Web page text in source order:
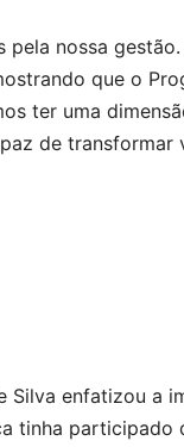
nossa
que o
ter uma
de transformar
enfatizou a
tinha